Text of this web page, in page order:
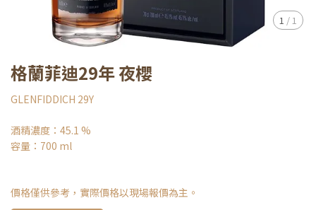
1 / 1
格蘭菲迪29年 夜櫻
GLENFIDDICH 29Y
酒精濃度：45.1 %
容量：700 ml
價格僅供參考，實際價格以現場報價為主。